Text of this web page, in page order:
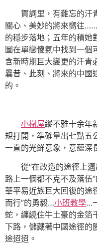
賀詞里，有難忘的汗
關心、美妙的將來嚮往
的穩步落地；五年的積她
圖在單戀傻氣中找到一個
含新時期巨大變更的汗青
曩昔、此刻、將來的中國
的。
小樹屋縱不雅十余年
規打開，準確量出七點五
一直的光鮮意象，意蘊深
從“在改造的途徑上
路上一個都不克不及落伍
華平易近族巨大回復的途
而行”的勇毅…小班教學…
蛇，纏繞住牛土豪的金箔
下路，儲藏著中國途徑的
途迢迢。